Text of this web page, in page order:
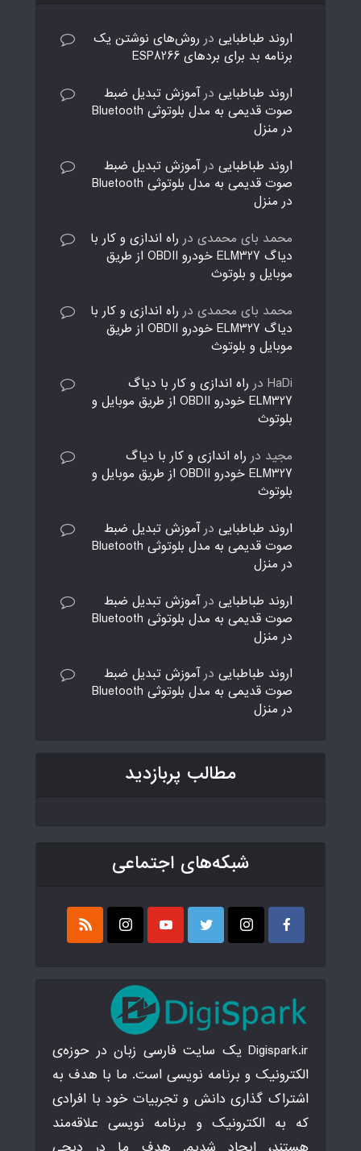
اروند طباطبایی در روش‌های نوشتن یک
برنامه بد برای بردهای ESP8266
اروند طباطبایی درآموزش تبدیل ضبط
صوت قدیمی به مدل بلوتوثی Bluetooth
در منزل
اروند طباطبایی درآموزش تبدیل ضبط
صوت قدیمی به مدل بلوتوثی Bluetooth
در منزل
محمد بای محمدی در راه اندازی و کار با
دیاگ ELM327 خودرو OBDII از طریق
موبایل و بلوتوث
محمد بای محمدی در راه اندازی و کار با
دیاگ ELM327 خودرو OBDII از طریق
موبایل و بلوتوث
HaDi در راه اندازی و کار با دیاگ
ELM327 خودرو OBDII از طریق موبایل و
بلوتوث
مجید در راه اندازی و کار با دیاگ
ELM327 خودرو OBDII از طریق موبایل و
بلوتوث
اروند طباطبایی درآموزش تبدیل ضبط
صوت قدیمی به مدل بلوتوثی Bluetooth
در منزل
اروند طباطبایی درآموزش تبدیل ضبط
صوت قدیمی به مدل بلوتوثی Bluetooth
در منزل
اروند طباطبایی درآموزش تبدیل ضبط
صوت قدیمی به مدل بلوتوثی Bluetooth
در منزل
مطالب پربازدید
شبکه‌های اجتماعی
Digispark.ir یک سایت فارسی زبان در حوزه‌ی
الکترونیک و برنامه نویسی است. ما با هدف به
اشتراک گذاری دانش و تجربیات خود با افرادی
که به الکترونیک و برنامه نویسی علاقه‌مند